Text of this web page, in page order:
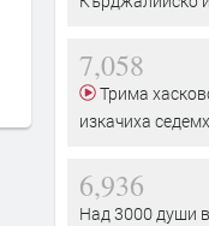
7,058
Трима
изкачиха
6,936
Над 3000 души